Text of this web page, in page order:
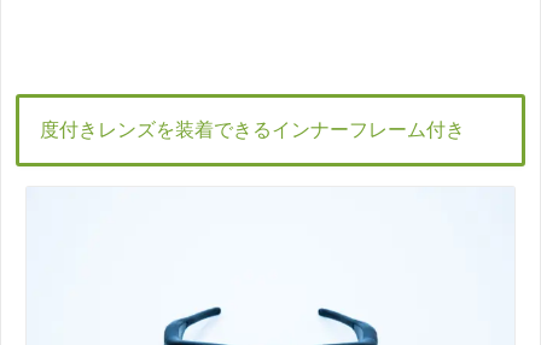
度付きレンズを装着できるインナーフレーム付き